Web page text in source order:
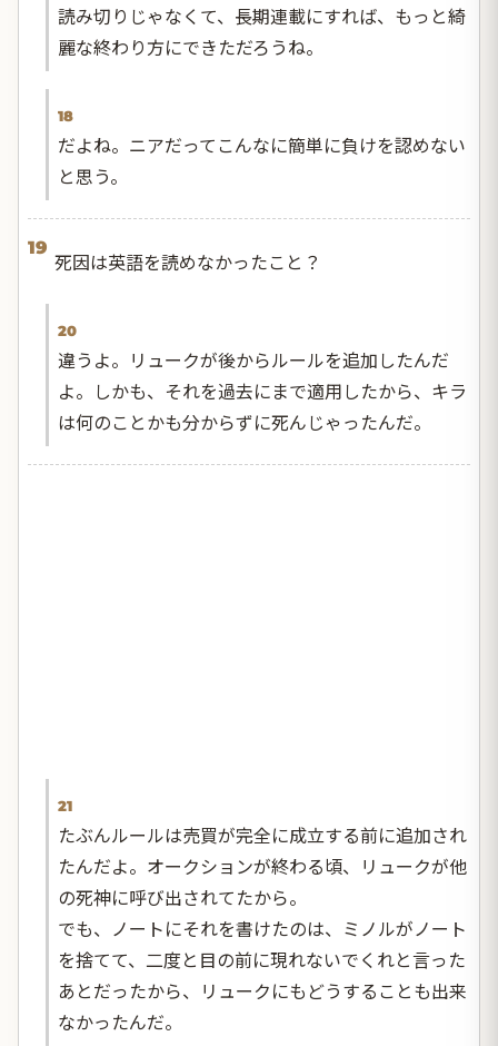
読み切りじゃなくて、長期連載にすれば、もっと綺
麗な終わり方にできただろうね。
18
だよね。ニアだってこんなに簡単に負けを認めない
と思う。
19
死因は英語を読めなかったこと？
20
違うよ。リュークが後からルールを追加したんだ
よ。しかも、それを過去にまで適用したから、キラ
は何のことかも分からずに死んじゃったんだ。
21
たぶんルールは売買が完全に成立する前に追加され
たんだよ。オークションが終わる頃、リュークが他
の死神に呼び出されてたから。
でも、ノートにそれを書けたのは、ミノルがノート
を捨てて、二度と目の前に現れないでくれと言った
あとだったから、リュークにもどうすることも出来
なかったんだ。